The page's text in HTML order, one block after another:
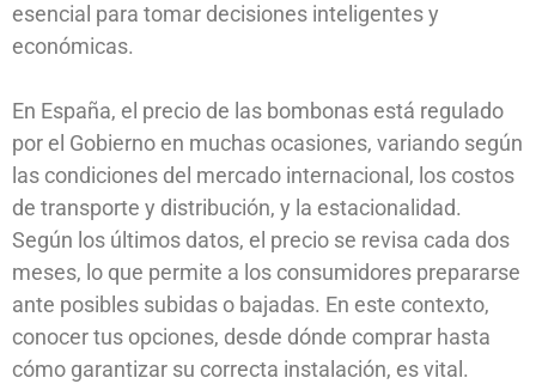
esencial para tomar decisiones inteligentes y
económicas.
En España, el precio de las bombonas está regulado
por el Gobierno en muchas ocasiones, variando según
las condiciones del mercado internacional, los costos
de transporte y distribución, y la estacionalidad.
Según los últimos datos, el precio se revisa cada dos
meses, lo que permite a los consumidores prepararse
ante posibles subidas o bajadas. En este contexto,
conocer tus opciones, desde dónde comprar hasta
cómo garantizar su correcta instalación, es vital.